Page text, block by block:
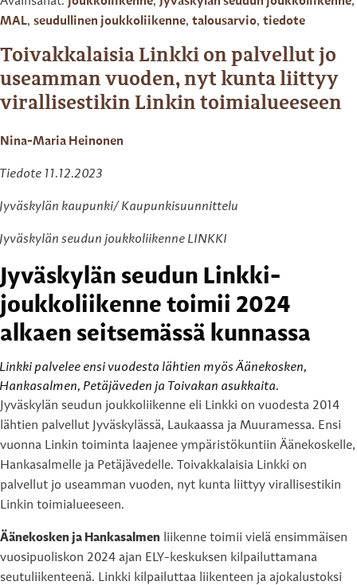
MAL, seudullinen joukkoliikenne, talousarvio, tiedote
Toivakkalaisia Linkki on palvellut jo
useamman vuoden, nyt kunta liittyy
virallisestikin Linkin toimialueeseen
Nina-Maria Heinonen
Tiedote 11.12.2023
Jyväskylän kaupunki/ Kaupunkisuunnittelu
Jyväskylän seudun joukkoliikenne LINKKI
Jyväskylän seudun Linkki-
joukkoliikenne toimii 2024
alkaen seitsemässä kunnassa
Linkki palvelee ensi vuodesta lähtien myös Äänekosken,
Hankasalmen, Petäjäveden ja Toivakan asukkaita.
Jyväskylän seudun joukkoliikenne eli Linkki on vuodesta 2014
lähtien palvellut Jyväskylässä, Laukaassa ja Muuramessa. Ensi
vuonna Linkin toiminta laajenee ympäristökuntiin Äänekoskelle,
Hankasalmelle ja Petäjävedelle. Toivakkalaisia Linkki on
palvellut jo useamman vuoden, nyt kunta liittyy virallisestikin
Linkin toimialueeseen.
Äänekosken ja Hankasalmen liikenne toimii vielä ensimmäisen
vuosipuoliskon 2024 ajan ELY-keskuksen kilpailuttamana
seutuliikenteenä. Linkki kilpailuttaa liikenteen ja ajokalustoksi